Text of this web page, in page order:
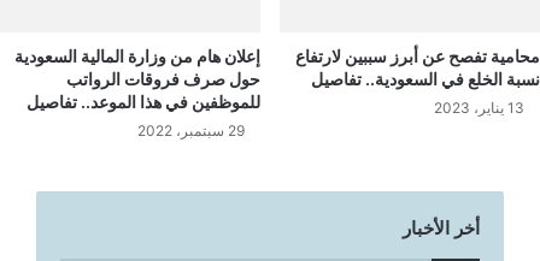
محامية تفصح عن أبرز سببين لارتفاع
نسبة الخلع في السعودية.. تفاصيل
13 يناير، 2023
إعلان هام من وزارة المالية السعودية
حول صرف فروقات الرواتب
للموظفين في هذا الموعد.. تفاصيل
29 سبتمبر، 2022
أخر الأخبار